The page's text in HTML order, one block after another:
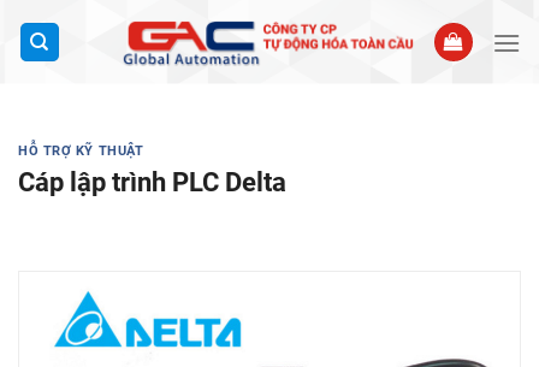
qua
HỖ TRỢ KỸ THUẬT
Cáp lập trình PLC Delta